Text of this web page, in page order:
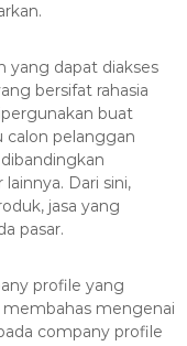
yang dapat diakses
bersifat rahasia
buat
calon pelanggan
Dari sini,
jasa yang
pasar.
profile yang
membahas mengenai
company profile